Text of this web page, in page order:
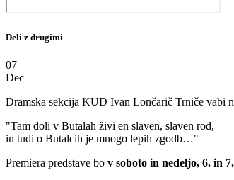
Deli z drugimi
07
Dec
Dramska sekcija KUD Ivan Lončarič Trniče vabi
"Tam doli v Butalah živi en slaven, slaven rod,
in tudi o Butalcih je mnogo lepih zgodb…"
Premiera predstave bo v soboto in nedeljo, 6. in